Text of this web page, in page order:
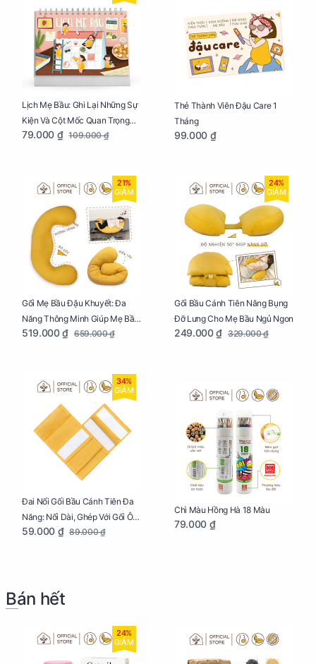
Lịch Mẹ Bầu: Ghi Lại Những Sự
Kiện Và Cột Mốc Quan Trọng
Của Mẹ Và Bé
79.000 ₫ 109.000 ₫
Thẻ Thành Viên Đậu Care 1
Tháng
99.000 ₫
21%
GIẢM
Gối Mẹ Bầu Đậu Khuyết: Đa
Năng Thông Minh Giúp Mẹ Bầu
Ngủ Ngon, Cho Bé Bú Sau Sinh
519.000 ₫ 659.000 ₫
24%
GIẢM
Gối Bầu Cánh Tiên Nâng Bụng
Đỡ Lưng Cho Mẹ Bầu Ngủ Ngon
249.000 ₫ 329.000 ₫
34%
GIẢM
Đai Nối Gối Bầu Cánh Tiên Đa
Năng: Nối Dài, Ghép Với Gối Ôm
Dễ Dàng
59.000 ₫ 89.000 ₫
Chì Màu Hồng Hà 18 Màu
79.000 ₫
Bán hết
24%
GIẢM